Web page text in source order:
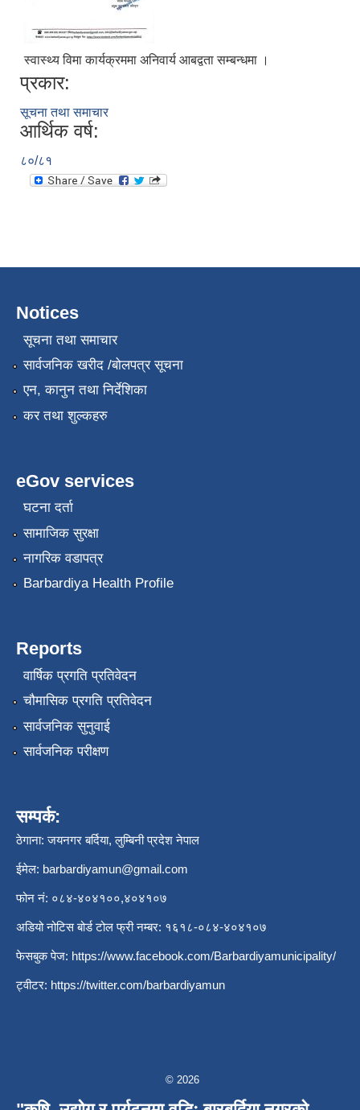
स्वास्थ्य विमा कार्यक्रममा अनिवार्य आबद्वता सम्बन्धमा ।
प्रकार:
सूचना तथा समाचार
आर्थिक वर्ष:
८०/८१
Notices
सूचना तथा समाचार
सार्वजनिक खरीद /बोलपत्र सूचना
एन, कानुन तथा निर्देशिका
कर तथा शुल्कहरु
eGov services
घटना दर्ता
सामाजिक सुरक्षा
नागरिक वडापत्र
Barbardiya Health Profile
Reports
वार्षिक प्रगति प्रतिवेदन
चौमासिक प्रगति प्रतिवेदन
सार्वजनिक सुनुवाई
सार्वजनिक परीक्षण
सम्पर्क:
ठेगाना: जयनगर बर्दिया, लुम्बिनी प्रदेश नेपाल
ईमेल: barbardiyamun@gmail.com
फोन नं: ०८४-४०४१००,४०४१०७
अडियो नोटिस बोर्ड टोल फ्री नम्बर: १६१८-०८४-४०४१०७
फेसबुक पेज: https://www.facebook.com/Barbardiyamunicipality/
ट्वीटर: https://twitter.com/barbardiyamun
© 2026